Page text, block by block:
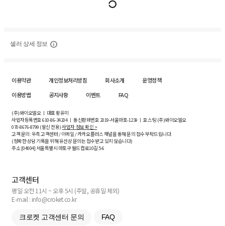
셀러 상세 정보
이용약관 개인정보처리방침 회사소개
운영정책
이용방법
공지사항 이벤트 FAQ
(주)와이오엘오 ㅣ 대표 황유미
사업자등록번호610-86-34204ㅣ 통신판매번호 2019-서울마포-1239 ㅣ 호스팅 (주)와이오엘오
070-8676-8799 (발신 전용)사업자 정보 확인 >
고객 문의: 우측 고객센터 / 이메일 / 카카오플러스 채널을 통해 문의 접수 부탁드립니다.
(정확한 상담 기록을 위해 유선상 문의는 접수받고 있지 않습니다)
주소 [04004] 서울특별시 마포구 월드컵로10길5-6
고객센터
평일 오전 11시 ~ 오후 5시 (주말, 공휴일 제외)
E-mail : info@croket.co.kr
크로켓 고객센터 문의 FAQ